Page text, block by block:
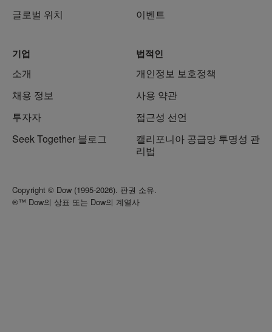
글로벌 위치
이벤트
기업
소개
채용 정보
투자자
Seek Together 블로그
법적인
개인정보 보호정책
사용 약관
접근성 선언
캘리포니아 공급망 투명성 관
리법
Copyright © Dow (1995-2026). 판권 소유.
®™ Dow의 상표 또는 Dow의 계열사